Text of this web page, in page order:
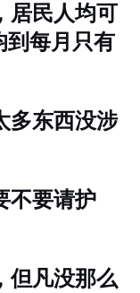
居民人均可
到每月只有
多东西没涉
不要请护
但凡没那么